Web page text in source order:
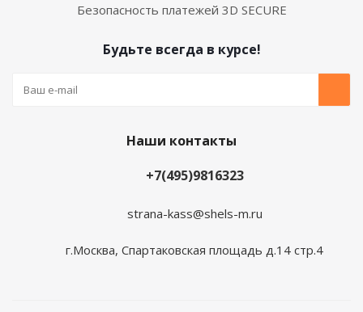
Безопасность платежей 3D SECURE
Будьте всегда в курсе!
Наши контакты
+7(495)9816323
strana-kass@shels-m.ru
г.Москва, Спартаковская площадь д.14 стр.4